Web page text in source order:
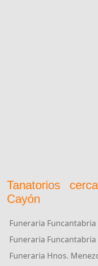
Tanatorios
Cayón
Funeraria
Funeraria
Funeraria Hnos.